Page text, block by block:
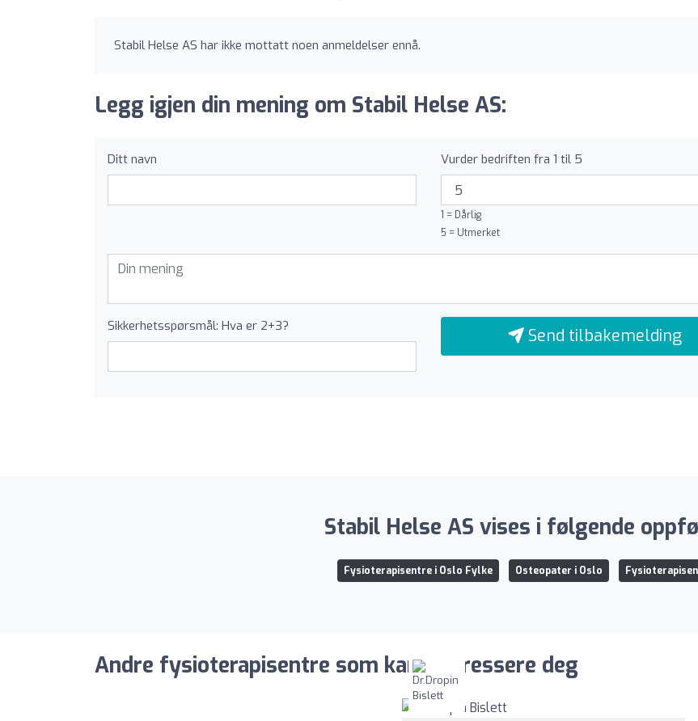
Stabil Helse AS har ikke mottatt noen anmeldelser ennå.
Legg igjen din mening om Stabil Helse AS:
Ditt navn Vurder bedriften fra 1 til 5
1 = Dårlig
5 = Utmerket
Sikkerhetsspørsmål: Hva er 2+3? Send tilbakemelding
Stabil Helse AS vises i følgende
Fysioterapisentre i Oslo Fylke Osteopater i Oslo
Andre fysioterapisentre som kan interessere deg